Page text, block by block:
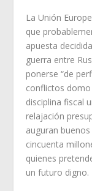
La Unión
que
apuesta
guerra entre
ponerse “de
conflictos domo
disciplina fiscal
relajación
auguran
cincuenta
quienes
un futuro digno.